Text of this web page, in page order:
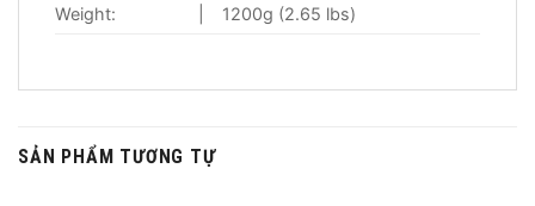
Weight:
1200g (2.65 lbs)
SẢN PHẨM TƯƠNG TỰ